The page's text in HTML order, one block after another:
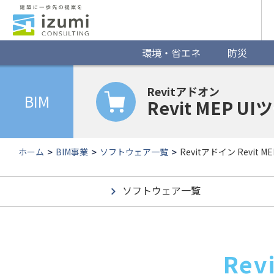
グ
ロ
ゲ
環境・省エネ 防災
BIM Revitアドオン
Revit MEP UI
ホーム BIM事業 ソフトウェア一覧 Revitアドイン Revit
ソフトウェア一覧